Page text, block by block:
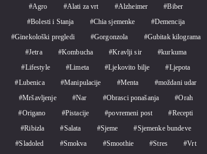
Agro Alati za vrt Alzheimer
Biber
Bolesti i Stanja
Chia sjemenke
Demencija
Ginekološki pregledi
Gorgonzola
Gubitak kilograma
Jetra
Kombucha Kravlji sir
kurkuma
Lifestyle
Limeta Ljekovito bilje
Ljepota
Lubenica
Manipulacije Menta
moždani udar
Mršavljenje
Nar Obrasci ponašanja
Orah
Origano
Pistacije povremeni post
Recepti
Ribizla
Salata Sjeme
Sjemenke bundeve
Sladoled
Smokva Smoothie Stres
Vrt